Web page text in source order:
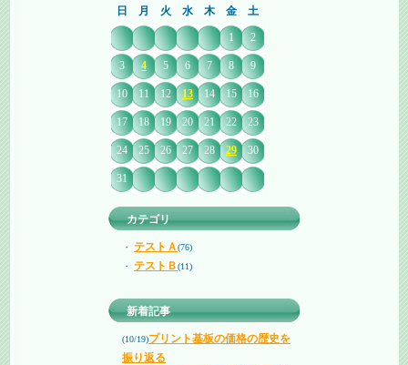
日 月 火 水 木 金 土
1 2
3 4 5 6 7 8 9
10 11 12 13 14 15 16
17 18 19 20 21 22 23
24 25 26 27 28 29 30
31
カテゴリ
・ テストＡ(76)
・ テストＢ(11)
新着記事
(10/19)プリント基板の価格の歴史を
振り返る